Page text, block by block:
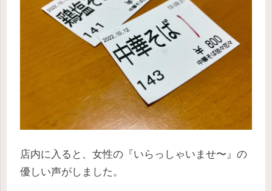
店内に入ると、女性の『いらっしゃいませ〜』の
優しい声がしました。